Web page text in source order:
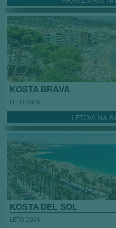
KOSTA BRAVA
LETO 2026
LETOVI NA
KOSTA DEL SOL
LETO 2026